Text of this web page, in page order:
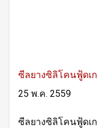
ซีลยางซิลิโคนฟู้ดเก
25 พ.ค. 2559
ซีลยางซิลิโคนฟู้ดเก